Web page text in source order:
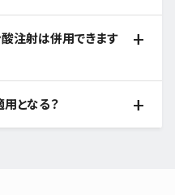
注射は併用できます
となる？